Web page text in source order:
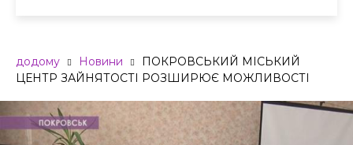
додому Новини
ПОКРОВСЬКИЙ МІСЬКИЙ
ЦЕНТР ЗАЙНЯТОСТІ РОЗШИРЮЄ МОЖЛИВОСТІ